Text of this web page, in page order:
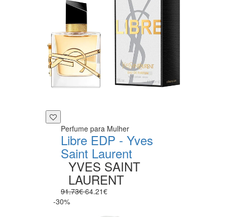
Perfume para Mulher
Libre EDP - Yves
Saint Laurent
YVES SAINT
LAURENT
91.73€64.21€
-30%